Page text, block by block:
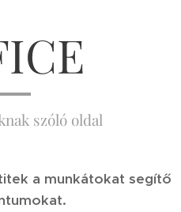
szóló oldal
a munkátokat segítő